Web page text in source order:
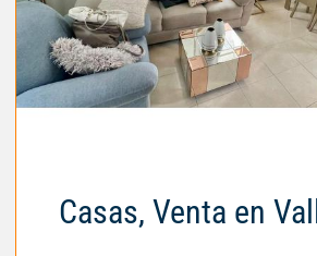
Casas, Venta en